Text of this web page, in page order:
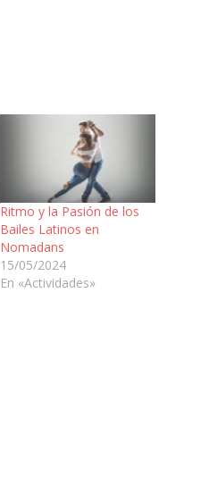
Ritmo y la Pasión de los
Bailes Latinos en
Nomadans
15/05/2024
En «Actividades»